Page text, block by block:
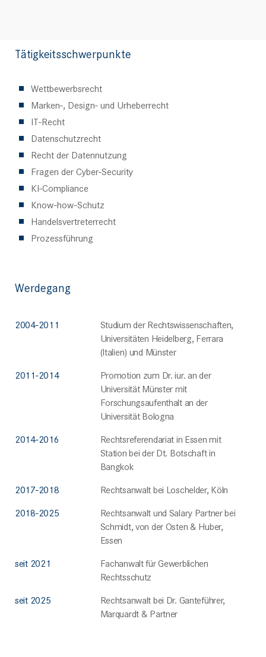
Tätigkeitsschwerpunkte
Wettbewerbsrecht
Marken-, Design- und Urheberrecht
IT-Recht
Datenschutzrecht
Recht der Datennutzung
Fragen der Cyber-Security
KI-Compliance
Know-how-Schutz
Handelsvertreterrecht
Prozessführung
Werdegang
2004-2011
Studium der Rechtswissenschaften,
Universitäten Heidelberg, Ferrara
(Italien) und Münster
2011-2014
Promotion zum Dr. iur. an der
Universität Münster mit
Forschungsaufenthalt an der
Universität Bologna
2014-2016
Rechtsreferendariat in Essen mit
Station bei der Dt. Botschaft in
Bangkok
2017-2018
Rechtsanwalt bei Loschelder, Köln
2018-2025
Rechtsanwalt und Salary Partner bei
Schmidt, von der Osten & Huber,
Essen
seit 2021
Fachanwalt für Gewerblichen
Rechtsschutz
seit 2025
Rechtsanwalt bei Dr. Ganteführer,
Marquardt & Partner